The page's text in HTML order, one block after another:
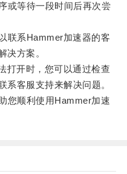
等待一段时间后再次尝
系Hammer加速器的客
决方案。
开时，您可以通过检查
系客服支持来解决问题。
顺利使用Hammer加速